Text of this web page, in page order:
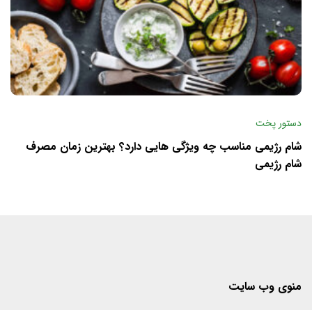
دستور پخت
شام رژیمی مناسب چه ویژگی هایی دارد؟ بهترین زمان مصرف
شام رژیمی
منوی وب سایت